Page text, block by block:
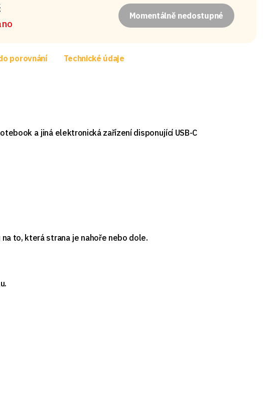
Momentálně nedostupné
porovnání Technické údaje
a jiná elektronická zařízení disponující USB-C
to, která strana je nahoře nebo dole.